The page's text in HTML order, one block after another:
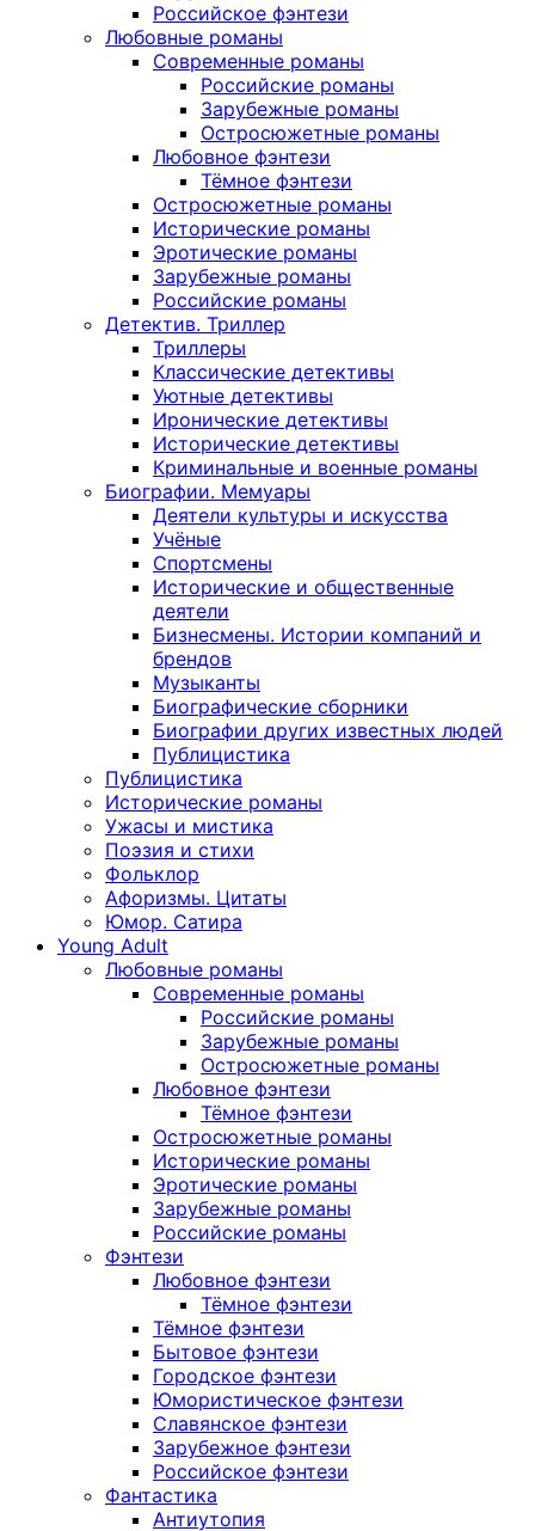
Российское фэнтези
Любовные романы
Современные романы
Российские романы
Зарубежные романы
Остросюжетные романы
Любовное фэнтези
Тёмное фэнтези
Остросюжетные романы
Исторические романы
Эротические романы
Зарубежные романы
Российские романы
Детектив. Триллер
Триллеры
Классические детективы
Уютные детективы
Иронические детективы
Исторические детективы
Криминальные и военные романы
Биографии. Мемуары
Деятели культуры и искусства
Учёные
Спортсмены
Исторические и общественные
деятели
Бизнесмены. Истории компаний и
брендов
Музыканты
Биографические сборники
Биографии других известных людей
Публицистика
Публицистика
Исторические романы
Ужасы и мистика
Поэзия и стихи
Фольклор
Афоризмы. Цитаты
Юмор. Сатира
Young Adult
Любовные романы
Современные романы
Российские романы
Зарубежные романы
Остросюжетные романы
Любовное фэнтези
Тёмное фэнтези
Остросюжетные романы
Исторические романы
Эротические романы
Зарубежные романы
Российские романы
Фэнтези
Любовное фэнтези
Тёмное фэнтези
Тёмное фэнтези
Бытовое фэнтези
Городское фэнтези
Юмористическое фэнтези
Славянское фэнтези
Зарубежное фэнтези
Российское фэнтези
Фантастика
Антиутопия